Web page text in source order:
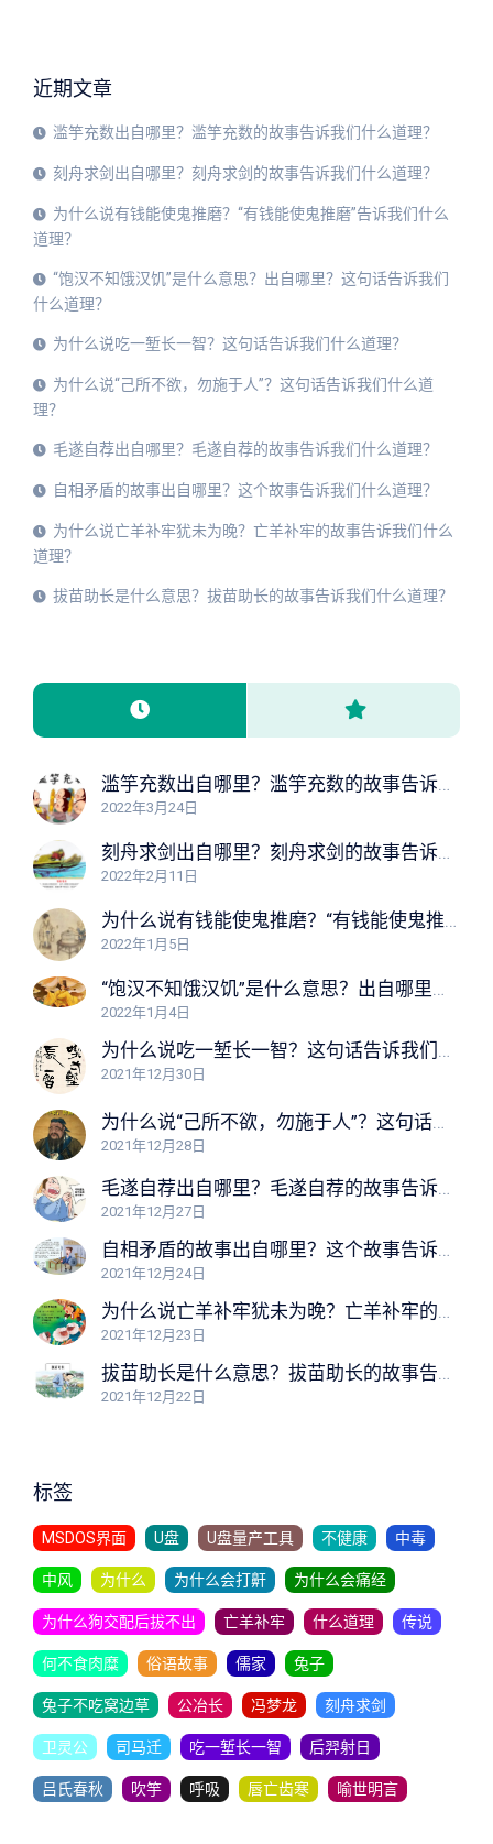
近期文章
滥竽充数出自哪里？滥竽充数的故事告诉我们什么道理？
刻舟求剑出自哪里？刻舟求剑的故事告诉我们什么道理？
为什么说有钱能使鬼推磨？“有钱能使鬼推磨”告诉我们什么
道理？
“饱汉不知饿汉饥”是什么意思？出自哪里？这句话告诉我们
什么道理？
为什么说吃一堑长一智？这句话告诉我们什么道理？
为什么说“己所不欲，勿施于人”？这句话告诉我们什么道
理？
毛遂自荐出自哪里？毛遂自荐的故事告诉我们什么道理？
自相矛盾的故事出自哪里？这个故事告诉我们什么道理？
为什么说亡羊补牢犹未为晚？亡羊补牢的故事告诉我们什么
道理？
拔苗助长是什么意思？拔苗助长的故事告诉我们什么道理？
滥竽充数出自哪里？滥竽充数的故事告诉我们什么道理？
2022年3月24日
刻舟求剑出自哪里？刻舟求剑的故事告诉我们什么道理？
2022年2月11日
为什么说有钱能使鬼推磨？“有钱能使鬼推磨”告诉我们什么道理？
2022年1月5日
“饱汉不知饿汉饥”是什么意思？出自哪里？这句话告诉我们什么道理？
2022年1月4日
为什么说吃一堑长一智？这句话告诉我们什么道理？
2021年12月30日
2021年12月28日
毛遂自荐出自哪里？毛遂自荐的故事告诉我们什么道理？
2021年12月27日
自相矛盾的故事出自哪里？这个故事告诉我们什么道理？
2021年12月24日
为什么说亡羊补牢犹未为晚？亡羊补牢的故事告诉我们什么道理？
2021年12月23日
拔苗助长是什么意思？拔苗助长的故事告诉我们什么道理？
2021年12月22日
标签
MSDOS界面 U盘 U盘量产工具 不健康 中毒
中风 为什么 为什么会打鼾 为什么会痛经
为什么狗交配后拔不出 亡羊补牢 什么道理 传说
何不食肉糜 俗语故事 儒家 兔子
兔子不吃窝边草 公冶长 冯梦龙 刻舟求剑
卫灵公 司马迁 吃一堑长一智 后羿射日
吕氏春秋 吹竽 呼吸 唇亡齿寒 喻世明言